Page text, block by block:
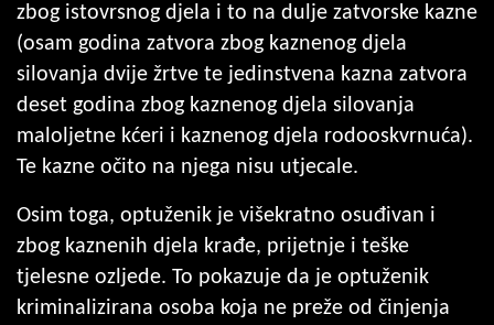
zbog istovrsnog djela i to na dulje zatvorske kazne
(osam godina zatvora zbog kaznenog djela
silovanja dvije žrtve te jedinstvena kazna zatvora
deset godina zbog kaznenog djela silovanja
maloljetne kćeri i kaznenog djela rodooskvrnuća).
Te kazne očito na njega nisu utjecale.
Osim toga, optuženik je višekratno osuđivan i
zbog kaznenih djela krađe, prijetnje i teške
tjelesne ozljede. To pokazuje da je optuženik
kriminalizirana osoba koja ne preže od činjenja